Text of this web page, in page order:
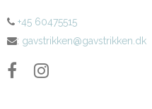
+45 60475515
: gavstrikken@gavstrikken.dk